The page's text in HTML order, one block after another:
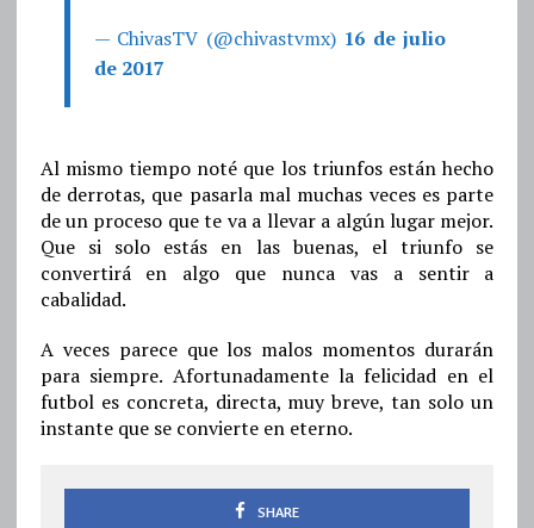
— ChivasTV (@chivastvmx) 16 de julio
de 2017
Al mismo tiempo noté que los triunfos están hecho
de derrotas, que pasarla mal muchas veces es parte
de un proceso que te va a llevar a algún lugar mejor.
Que si solo estás en las buenas, el triunfo se
convertirá en algo que nunca vas a sentir a
cabalidad.
A veces parece que los malos momentos durarán
para siempre. Afortunadamente la felicidad en el
futbol es concreta, directa, muy breve, tan solo un
instante que se convierte en eterno.
SHARE